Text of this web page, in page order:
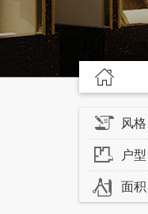
风格
户型
面积